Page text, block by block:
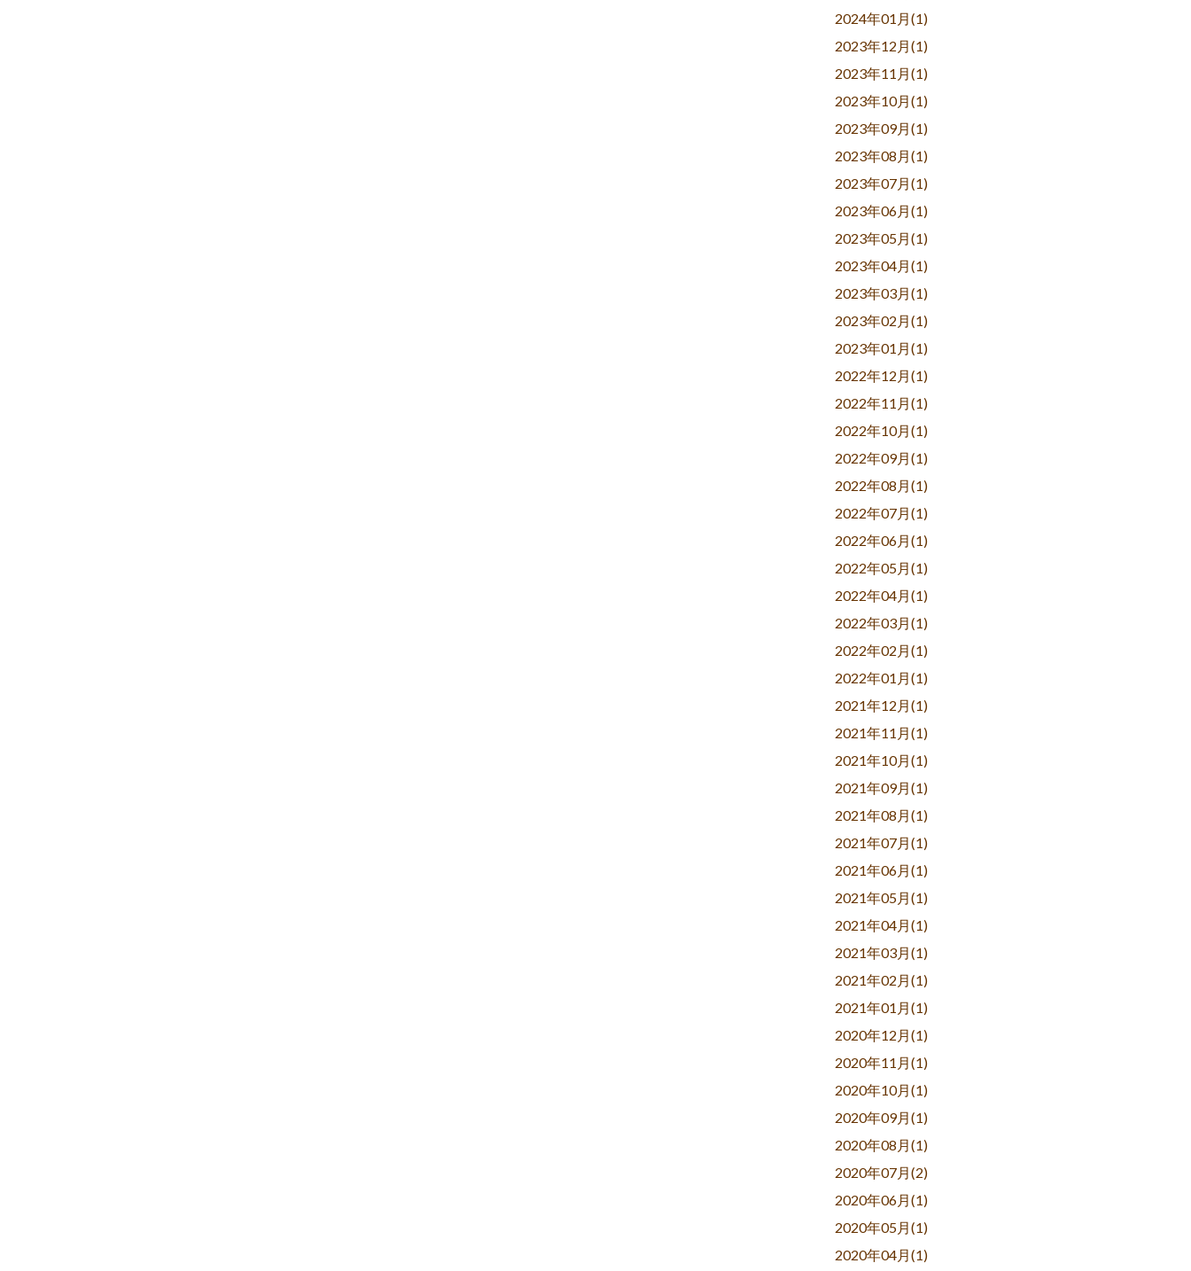
2024年01月(1)
2023年12月(1)
2023年11月(1)
2023年10月(1)
2023年09月(1)
2023年08月(1)
2023年07月(1)
2023年06月(1)
2023年05月(1)
2023年04月(1)
2023年03月(1)
2023年02月(1)
2023年01月(1)
2022年12月(1)
2022年11月(1)
2022年10月(1)
2022年09月(1)
2022年08月(1)
2022年07月(1)
2022年06月(1)
2022年05月(1)
2022年04月(1)
2022年03月(1)
2022年02月(1)
2022年01月(1)
2021年12月(1)
2021年11月(1)
2021年10月(1)
2021年09月(1)
2021年08月(1)
2021年07月(1)
2021年06月(1)
2021年05月(1)
2021年04月(1)
2021年03月(1)
2021年02月(1)
2021年01月(1)
2020年12月(1)
2020年11月(1)
2020年10月(1)
2020年09月(1)
2020年08月(1)
2020年07月(2)
2020年06月(1)
2020年05月(1)
2020年04月(1)